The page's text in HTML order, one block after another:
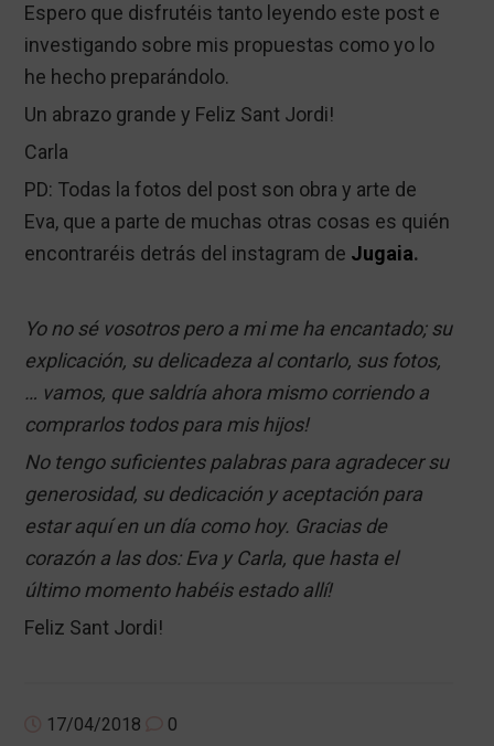
Espero que disfrutéis tanto leyendo este post e
investigando sobre mis propuestas como yo lo
he hecho preparándolo.
Un abrazo grande y Feliz Sant Jordi!
Carla
PD: Todas la fotos del post son obra y arte de
Eva, que a parte de muchas otras cosas es quién
encontraréis detrás del instagram de Jugaia.
Yo no sé vosotros pero a mi me ha encantado; su
explicación, su delicadeza al contarlo, sus fotos,
… vamos, que saldría ahora mismo corriendo a
comprarlos todos para mis hijos!
No tengo suficientes palabras para agradecer su
generosidad, su dedicación y aceptación para
estar aquí en un día como hoy. Gracias de
corazón a las dos: Eva y Carla, que hasta el
último momento habéis estado allí!
Feliz Sant Jordi!
17/04/2018 0